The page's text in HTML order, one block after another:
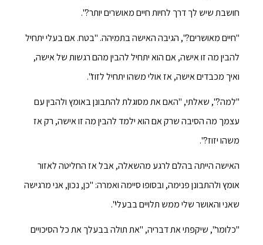
חושבת שיש לך דרך לחיות חיים מאושרים יותר?".
"חיים מאושרים?", הגיבה האישה בתמיהה. "בטח. אם בעלי יתחיל
להבין מה זו אישה, אם הוא יתחיל להבין מהם רגשות של אישה,
ואיך מכבדים אישה, אז אולי משהו יתחיל לזוז".
"למה?", שאלתי, "האם את מסוגלת להתבונן באומץ ולהבין עם
עצמך מה הסיבה שרק אם הוא ילמד להבין מה זו אישה, רק אז
משהו יזוז?".
האישה הייתה בהלם לרגע מהשאלה, אבל אז החליטה לאזור
אומץ ולהתבונן פנימה, ובסופו סיימה ואמרה: "כן, נכון, אני מרגישה
שאני והאושר שלי ממש תלויים בבעלי".
"כלומר", שיקפתי את דבריה, "את תולה בבעלך את כל הסיכויים